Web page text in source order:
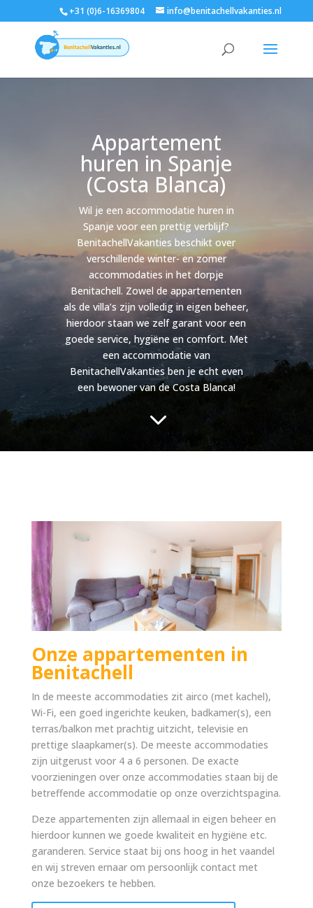
+31 (0)6-16369804 info@benitachellvakanties.nl
Appartement
huren in Spanje
(Costa Blanca)
Wil je een accommodatie huren in
Spanje voor een prettig verblijf?
BenitachellVakanties beschikt over
verschillende winter- en zomer
accommodaties in het dorpje
Benitachell. Zowel de appartementen
als de villa’s zijn volledig in eigen beheer,
hierdoor staan we zelf garant voor een
goede service, hygiëne en comfort. Met
een accommodatie van
BenitachellVakanties ben je echt even
een bewoner van de Costa Blanca!
3
Onze appartementen in
Benitachell
In de meeste accommodaties zit airco (met kachel),
Wi-Fi, een goed ingerichte keuken, badkamer(s), een
terras/balkon met prachtig uitzicht, televisie en
prettige slaapkamer(s). De meeste accommodaties
zijn uitgerust voor 4 a 6 personen. De exacte
voorzieningen over onze accommodaties staan bij de
betreffende accommodatie op onze overzichtspagina.
Deze appartementen zijn allemaal in eigen beheer en
hierdoor kunnen we goede kwaliteit en hygiëne etc.
garanderen. Service staat bij ons hoog in het vaandel
en wij streven ernaar om persoonlijk contact met
onze bezoekers te hebben.